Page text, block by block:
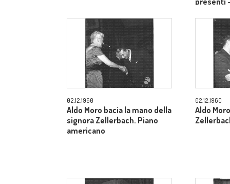
02.12.1960
Aldo Moro bacia la mano della
signora Zellerbach. Piano
americano
02.12.1960
Aldo